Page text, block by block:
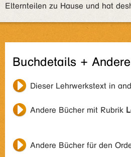
Elternteilen zu Hause und hat
Buchdetails +
Dieser Lehrwerkstext in
Andere Bücher mit Rubrik
Andere Bücher für den